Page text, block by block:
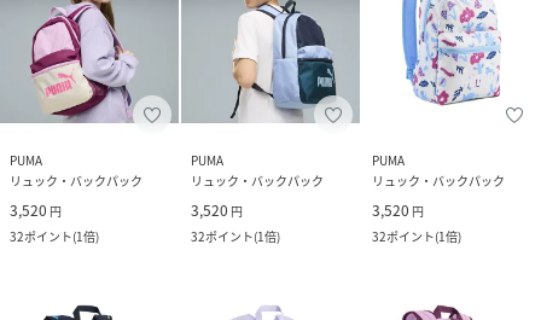
PUMA
リュック・バックパック
3,520 円
32ポイント(1倍)
PUMA
リュック・バックパック
3,520 円
32ポイント(1倍)
PUMA
リュック・バックパック
3,520 円
32ポイント(1倍)